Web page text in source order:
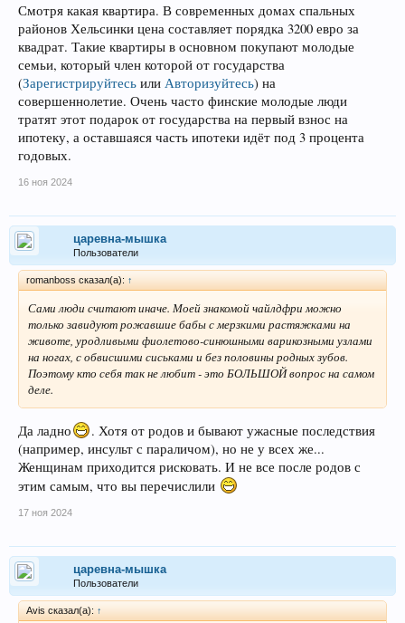
Смотря какая квартира. В современных домах спальных
районов Хельсинки цена составляет порядка 3200 евро за
квадрат. Такие квартиры в основном покупают молодые
семьи, который член которой от государства
(Зарегистрируйтесь или Авторизуйтесь) на
совершеннолетие. Очень часто финские молодые люди
тратят этот подарок от государства на первый взнос на
ипотеку, а оставшаяся часть ипотеки идёт под 3 процента
годовых.
16 ноя 2024
царевна-мышка
Пользователи
romanboss сказал(а): ↑
Сами люди считают иначе. Моей знакомой чайлдфри можно
только завидуют рожавшие бабы с мерзкими растяжками на
животе, уродливыми фиолетово-синюшными варикозными узлами
на ногах, с обвисшими сиськами и без половины родных зубов.
Поэтому кто себя так не любит - это БОЛЬШОЙ вопрос на самом
деле.
Да ладно
. Хотя от родов и бывают ужасные последствия
(например, инсульт с параличом), но не у всех же...
Женщинам приходится рисковать. И не все после родов с
этим самым, что вы перечислили
17 ноя 2024
царевна-мышка
Пользователи
Avis сказал(а): ↑